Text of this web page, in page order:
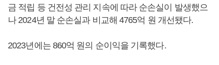
금 적립 등 건전성 관리 지속에 따라 순손실이 발생했으
나 2024년 말 순손실과 비교해 4765억 원 개선됐다.
2023년에는 860억 원의 순이익을 기록했다.